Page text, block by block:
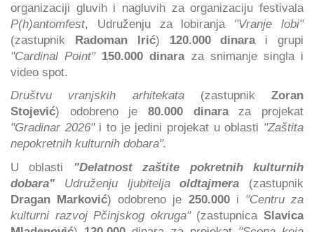
organizaciji gluvih i nagluvih za organizaciju festivala
P(h)antomfest, Udruženju za lobiranja "Vranje lobi"
(zastupnik Radoman Irić) 120.000 dinara i grupi
"Cardinal Point" 150.000 dinaraza snimanje singla i
video spot.
Društvu vranjskih arhitekata (zastupnik Zoran
Stojević) odobreno je80.000 dinara za projekat
"Gradinar 2026"i to je jedini projekat u oblasti "Zaštita
nepokretnih kulturnih dobara".
U oblasti
"Delatnost zaštite pokretnih kulturnih
dobara"
Udruženju ljubiteljaoldtajmera (zastupnik
Dragan Marković) odobreno je 250.000i "Centru za
kulturni razvoj Pčinjskog okruga"(zastupnicaSlavica